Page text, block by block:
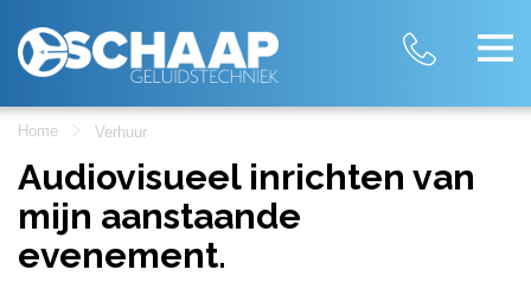
Home Verhuur
Audiovisueel inrichten van
mijn aanstaande
evenement.